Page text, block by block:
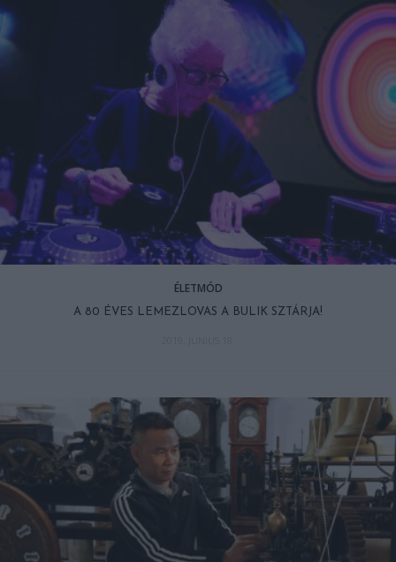
ÉLETMÓD
A 80 ÉVES LEMEZLOVAS A BULIK SZTÁRJA!